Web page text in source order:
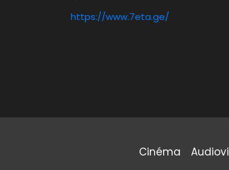
https://www.7eta.ge/
Cinéma